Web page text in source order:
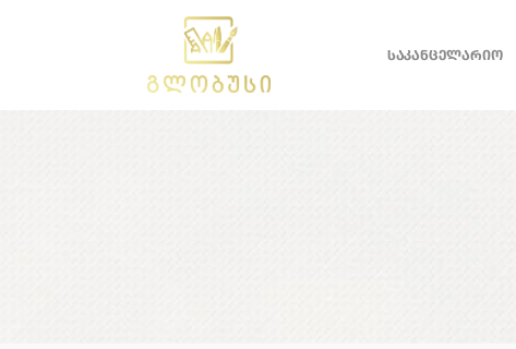
ᲡᲐᲙᲐᲜᲪᲔᲚᲐᲠᲘᲝ